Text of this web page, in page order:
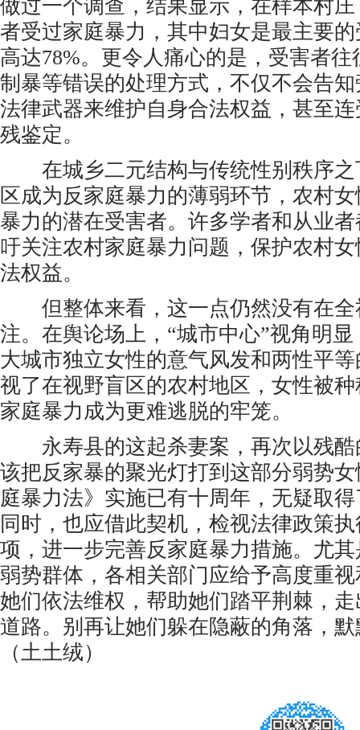
做过一个调查，结果显示，在样本村
者受过家庭暴力，其中妇女是最主要
高达78%。更令人痛心的是，受害者
制暴等错误的处理方式，不仅不会告
法律武器来维护自身合法权益，甚至
残鉴定。
在城乡二元结构与传统性别秩序之
区成为反家庭暴力的薄弱环节，农村
暴力的潜在受害者。许多学者和从业
吁关注农村家庭暴力问题，保护农村
法权益。
但整体来看，这一点仍然没有在全
注。在舆论场上，“城市中心”视角明
大城市独立女性的意气风发和两性平
视了在视野盲区的农村地区，女性被
家庭暴力成为更难逃脱的牢笼。
永寿县的这起杀妻案，再次以残酷
该把反家暴的聚光灯打到这部分弱势
庭暴力法》实施已有十周年，无疑取
同时，也应借此契机，检视法律政策
项，进一步完善反家庭暴力措施。尤
弱势群体，各相关部门应给予高度重
她们依法维权，帮助她们踏平荆棘，
道路。别再让她们躲在隐蔽的角落，
（土土绒）